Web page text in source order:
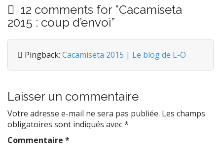
t
n
g
t
i
o
n
12 comments for “Cacamiseta
2015 : coup d’envoi”
Pingback: Cacamiseta 2015 | Le blog de L-O
Laisser un commentaire
Votre adresse e-mail ne sera pas publiée. Les champs
obligatoires sont indiqués avec*
Commentaire *